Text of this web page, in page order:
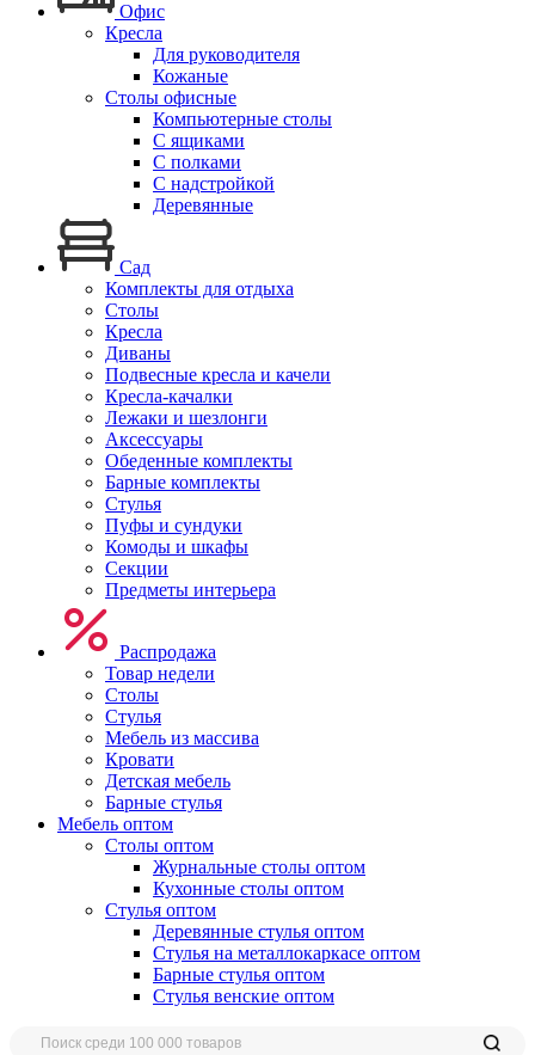
Офис
Кресла
Для руководителя
Кожаные
Столы офисные
Компьютерные столы
С ящиками
С полками
С надстройкой
Деревянные
Сад
Комплекты для отдыха
Столы
Кресла
Диваны
Подвесные кресла и качели
Кресла-качалки
Лежаки и шезлонги
Аксессуары
Обеденные комплекты
Барные комплекты
Стулья
Пуфы и сундуки
Комоды и шкафы
Секции
Предметы интерьера
Распродажа
Товар недели
Столы
Стулья
Мебель из массива
Кровати
Детская мебель
Барные стулья
Мебель оптом
Столы оптом
Журнальные столы оптом
Кухонные столы оптом
Стулья оптом
Деревянные стулья оптом
Стулья на металлокаркасе оптом
Барные стулья оптом
Стулья венские оптом